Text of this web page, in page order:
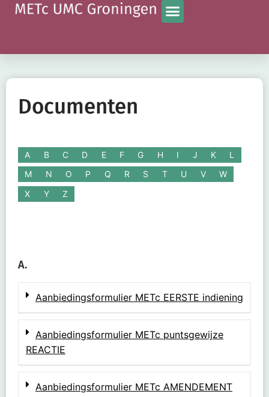
Documenten
A B C D E F G H I J K
L
M
N O P Q R S T U V
W
X
Y Z
A.
Aanbiedingsformulier METc EERSTE indiening
Aanbiedingsformulier METc puntsgewijze
REACTIE
Aanbiedingsformulier METc AMENDEMENT